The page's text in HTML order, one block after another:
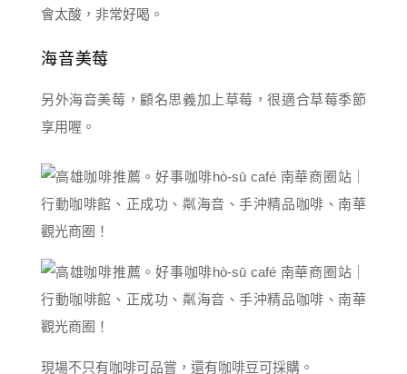
會太酸，非常好喝。
海音美莓
另外海音美莓，顧名思義加上草莓，很適合草莓季節
享用喔。
現場不只有咖啡可品嘗，還有咖啡豆可採購。